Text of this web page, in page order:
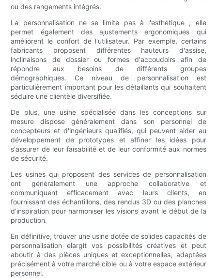
ou des rangements intégrés.
La personnalisation ne se limite pas à l'esthétique ; elle
permet également des ajustements ergonomiques qui
améliorent le confort de l'utilisateur. Par exemple, certains
fabricants proposent différentes hauteurs d'assise,
inclinaisons de dossier ou formes d'accoudoirs afin de
répondre aux besoins de différents groupes
démographiques. Ce niveau de personnalisation est
particulièrement important pour les détaillants qui souhaitent
séduire une clientèle diversifiée.
De plus, une usine spécialisée dans les conceptions sur
mesure dispose généralement dans son personnel de
concepteurs et d'ingénieurs qualifiés, qui peuvent aider au
développement de prototypes et affiner les idées pour
s'assurer de leur faisabilité et de leur conformité aux normes
de sécurité.
Les usines qui proposent des services de personnalisation
ont généralement une approche collaborative et
communiquent efficacement avec leurs clients, en
fournissant des échantillons, des rendus 3D ou des planches
d'inspiration pour harmoniser les visions avant le début de la
production.
En définitive, trouver une usine dotée de solides capacités de
personnalisation élargit vos possibilités créatives et peut
aboutir à des pièces uniques et exceptionnelles, adaptées
précisément à votre marché cible ou à votre espace extérieur
personnel.